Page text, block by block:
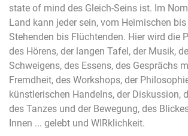
state of mind des Gleich-Seins ist. Im
Land kann jeder sein, vom Heimischen
Stehenden bis Flüchtenden. Hier wird die
des Hörens, der langen Tafel, der Musik,
Schweigens, des Essens, des Gesprächs
Fremdheit, des Workshops, der
künstlerischen Handelns, der Diskussion,
des Tanzes und der Bewegung, des
Innen ... gelebt und WIRklichkeit.